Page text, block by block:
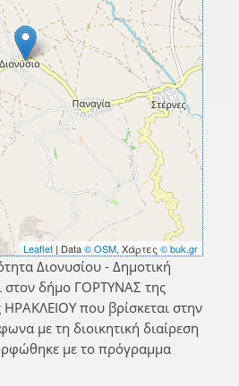
Leaflet| Data© OSM, Χάρτες © buk.gr
Διονυσίου - Δημοτική
στον δήμο ΓΟΡΤΥΝΑΣ της
ΗΡΑΚΛΕΙΟΥ που βρίσκεται στην
με τη διοικητική διαίρεση
με το πρόγραμμα